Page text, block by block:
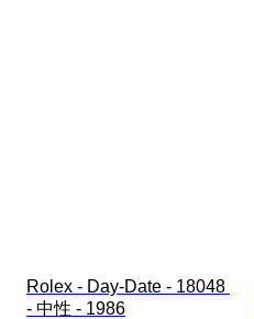
Rolex - Day-Date - 18048
- 中性 - 1986